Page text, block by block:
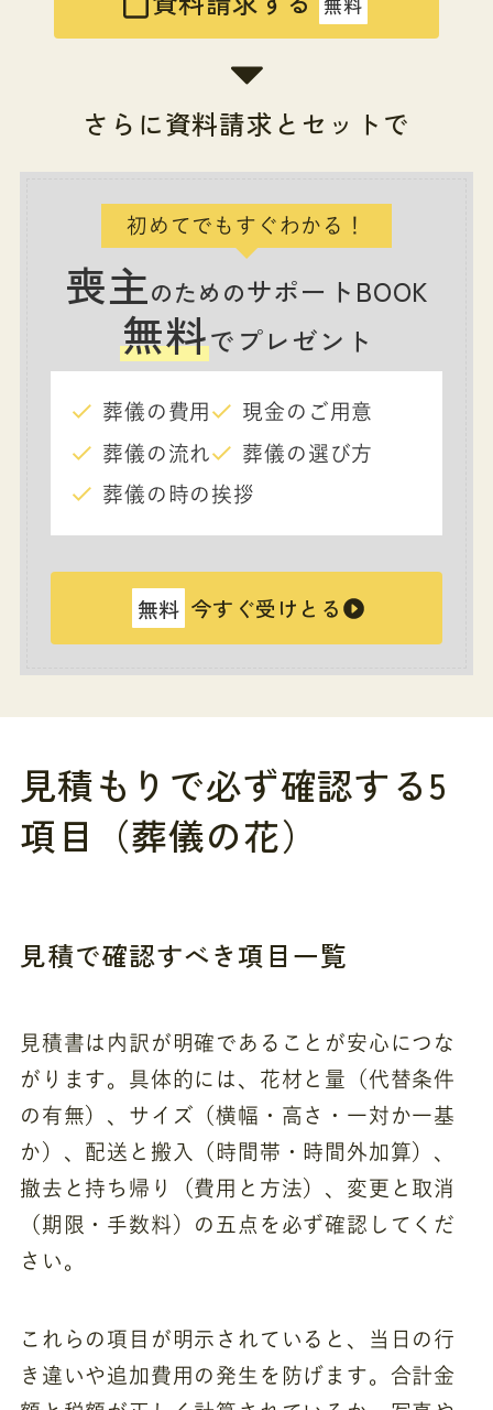
さらに資料請求とセットで
初めてでもすぐわかる！
喪主のためのサポートBOOK
無料でプレゼント
葬儀の費用
現金のご用意
葬儀の流れ
葬儀の選び方
葬儀の時の挨拶
無料 今すぐ受けとる
見積もりで必ず確認する5
項目（葬儀の花）
見積で確認すべき項目一覧
見積書は内訳が明確であることが安心につな
がります。具体的には、花材と量（代替条件
の有無）、サイズ（横幅・高さ・一対か一基
か）、配送と搬入（時間帯・時間外加算）、
撤去と持ち帰り（費用と方法）、変更と取消
（期限・手数料）の五点を必ず確認してくだ
さい。
これらの項目が明示されていると、当日の行
き違いや追加費用の発生を防げます。合計金